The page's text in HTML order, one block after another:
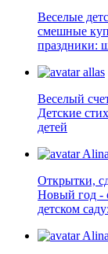
Веселые
смешные
праздники:
allas
Веселый
Детские
детей
Alina
Открытки,
Новый год -
детском
Alina